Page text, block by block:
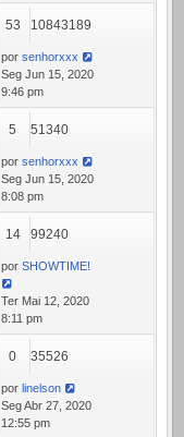
53 10843189
por senhorxxx
Seg Jun 15, 2020
9:46 pm
5 51340
por senhorxxx
Seg Jun 15, 2020
8:08 pm
14 99240
por SHOWTIME!
Ter Mai 12, 2020
8:11 pm
0 35526
por linelson
Seg Abr 27, 2020
12:55 pm